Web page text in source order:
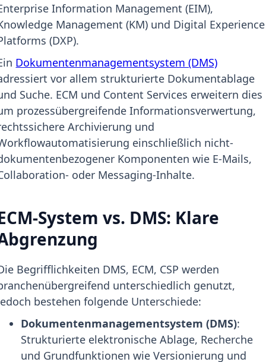
Information Management (EIM),
Management (KM) und Digital Experience
(DXP).
Dokumentenmanagementsystem (DMS)
vor allem strukturierte Dokumentablage
Suche. ECM und Content Services erweitern dies
prozessübergreifende Informationsverwertung,
Archivierung und
einschließlich nicht-
Komponenten wie E-Mails,
oder Messaging-Inhalte.
System vs. DMS: Klare
Begrifflichkeiten DMS, ECM, CSP werden
unterschiedlich genutzt,
bestehen folgende Unterschiede:
Dokumentenmanagementsystem (DMS):
Strukturierte elektronische Ablage, Recherche
und Grundfunktionen wie Versionierung und